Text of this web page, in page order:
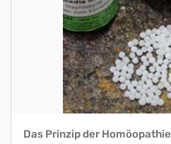
Das Prinzip der Homöopathie